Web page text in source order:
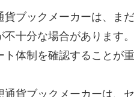
ブックメーカーは、ま
不十分な場合があります
体制を確認することが重
通貨ブックメーカーは、